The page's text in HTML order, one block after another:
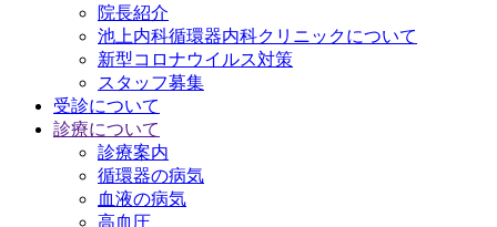
院長紹介
池上内科循環器内科クリニックについて
新型コロナウイルス対策
スタッフ募集
受診について
診療について
診療案内
循環器の病気
血液の病気
高血圧